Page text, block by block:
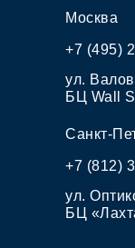
ул.
БЦ
+7 (812)
Санкт-
ул.
БЦ Wall
+7 (495)
Москва